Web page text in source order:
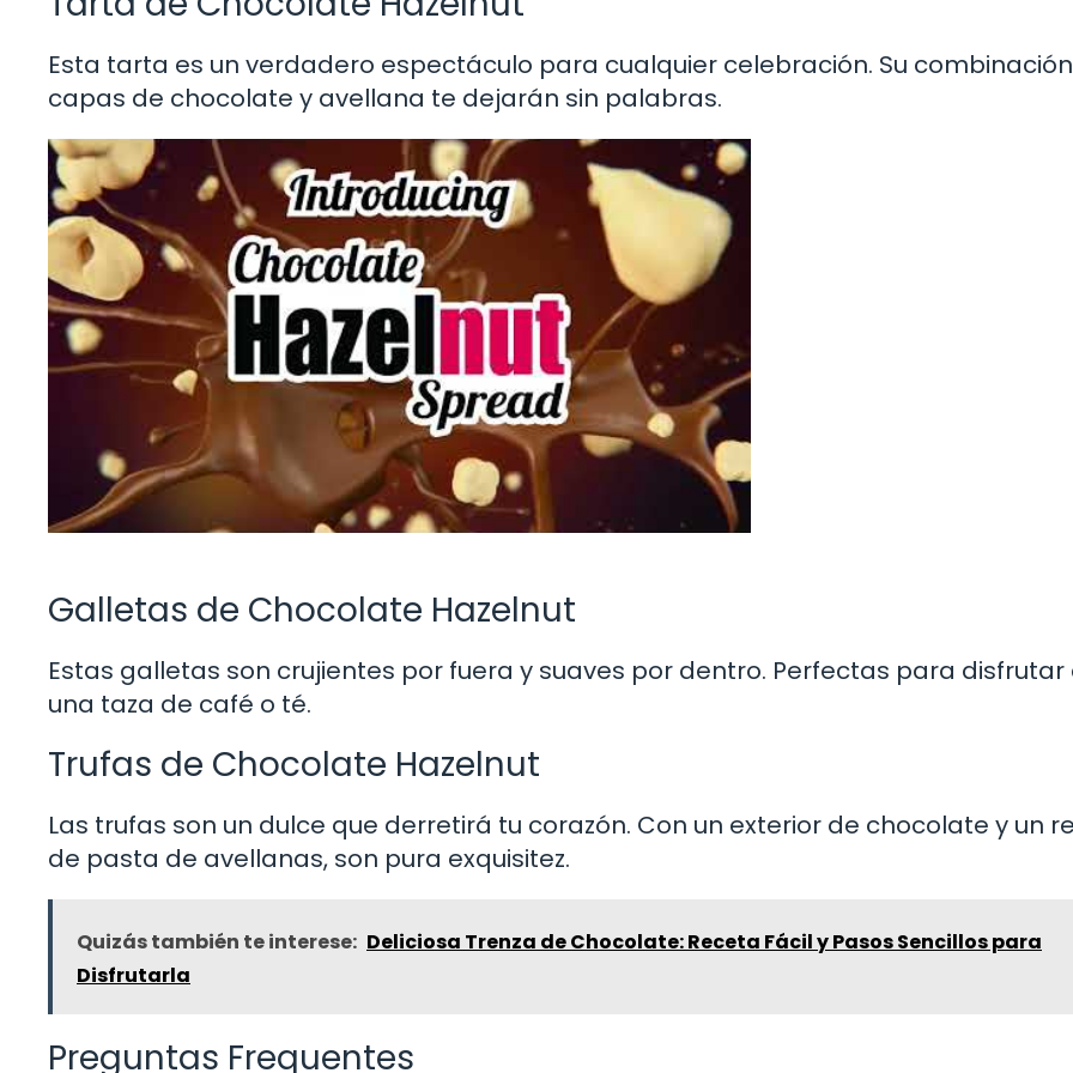
Esta tarta es un verdadero espectáculo para cualquier celebración. Su
capas de chocolate y avellana te dejarán sin palabras.
Galletas de Chocolate Hazelnut
Estas galletas son crujientes por fuera y suaves por dentro. Perfectas para disfrutar
una taza de café o té.
Trufas de Chocolate Hazelnut
Las trufas son un dulce que derretirá tu corazón. Con un exterior de chocolate y un
de pasta de avellanas, son pura exquisitez.
Quizás también te interese: Deliciosa Trenza de Chocolate: Receta Fácil y Pasos Sencillos para
Disfrutarla
Preguntas Frequentes